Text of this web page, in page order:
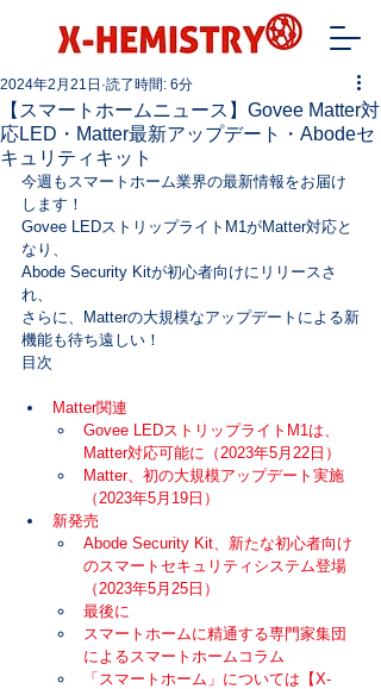
【スマートホームニュース】Govee Matter対
応LED・Matter最新アップデート・Abodeセ
キュリティキット
2024年2月21日 読了時間: 6分
今週もスマートホーム業界の最新情報をお届け
します！
Govee LEDストリップライトM1がMatter対応と
なり、
Abode Security Kitが初心者向けにリリースさ
れ、
さらに、Matterの大規模なアップデートによる新
機能も待ち遠しい！
目次
Matter関連
Govee LEDストリップライトM1は、
Matter対応可能に（2023年5月22日）
Matter、初の大規模アップデート実施
（2023年5月19日）
新発売
Abode Security Kit、新たな初心者向け
のスマートセキュリティシステム登場
（2023年5月25日）
最後に
スマートホームに精通する専門家集団
によるスマートホームコラム
「スマートホーム」については【X-